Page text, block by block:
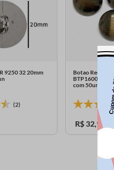
9250 32 20mm
(2)
Botao Redondo
BTP1600
com 50un
R$ 32,90